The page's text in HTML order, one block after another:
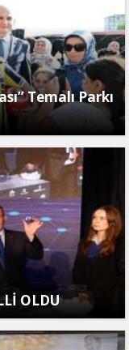
Temalı Parkı
OLDU